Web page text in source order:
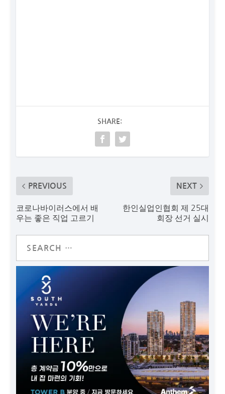
SHARE:
PREVIOUS
코로나바이러스에서 배
우는 좋은 직업 고르기
NEXT
한인실업인협회 제 25대
회장 선거 실시